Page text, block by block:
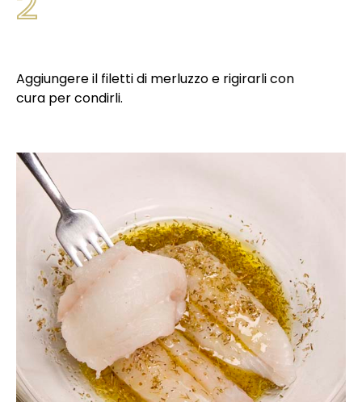
Aggiungere il filetti di merluzzo e rigirarli con
cura per condirli.